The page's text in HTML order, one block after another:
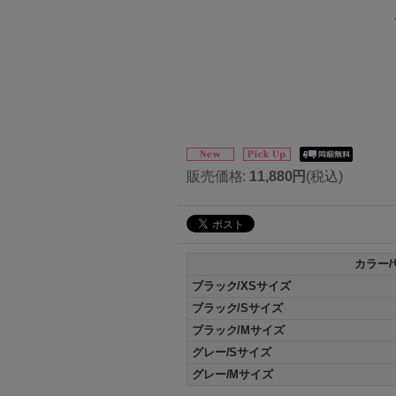
販売価格: 11,880円 (税込)
カラー/
ブラック/XSサイズ
ブラック/Sサイズ
ブラック/Mサイズ
グレー/Sサイズ
グレー/Mサイズ